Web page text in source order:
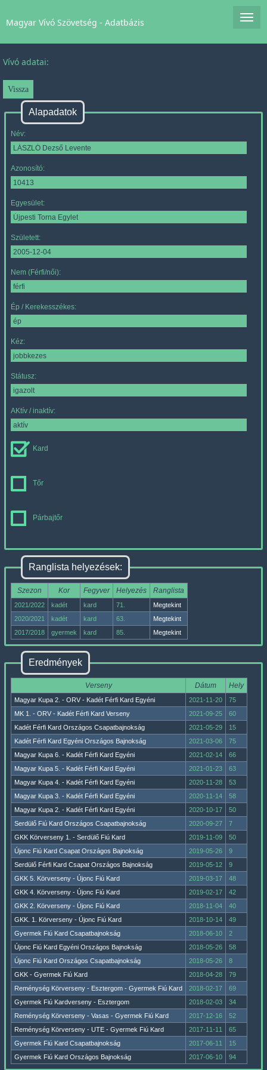
Magyar Vívó Szövetség - Adatbázis
Vívó adatai:
Alapadatok
Név:
Azonosító:
Egyesület:
Született:
Nem (Férfi/női):
Ép / Kerekesszékes:
Kéz:
Státusz:
AKtív / inaktív:
Kard
Tőr
Párbajtőr
Ranglista helyezések:
Szezon Kor Fegyver Helyezés Ranglista
2021/2022 kadét kard 71.
Megtekint
2020/2021
kadét kard 63.
Megtekint
2017/2018
gyermek kard 85. Megtekint
Eredmények
Verseny Dátum Hely
Magyar Kupa 2. - ORV - Kadét Férfi Kard Egyéni 2021-11-20
75
MK 1. - ORV - Kadét Férfi Kard Verseny
2021-09-25
60
Kadét Férfi Kard Országos Csapatbajnokság
2021-05-29
15
Kadét Férfi Kard Egyéni Országos Bajnokság
2021-03-06
75
Magyar Kupa 6. - Kadét Férfi Kard Egyéni
2021-02-14
66
Magyar Kupa 5. - Kadét Férfi Kard Egyéni
2021-01-23
63
Magyar Kupa 4. - Kadét Férfi Kard Egyéni
2020-11-28
53
Magyar Kupa 3. - Kadét Férfi Kard Egyéni
2020-11-14
58
Magyar Kupa 2. - Kadét Férfi Kard Egyéni
2020-10-17
50
Serdülő Fiú Kard Országos Csapatbajnokság
2020-09-27
7
GKK Körverseny 1. - Serdülő Fiú Kard
2019-11-09
50
Újonc Fiú Kard Csapat Országos Bajnokság
2019-05-26
9
Serdülő Férfi Kard Csapat Országos Bajnokság
2019-05-12
9
GKK 5. Körverseny - Újonc Fiú Kard
2019-03-17
48
GKK 4. Körverseny - Újonc Fiú Kard
2019-02-17
42
GKK 2. Körverseny - Újonc Fiú Kard
2018-11-04
40
GKK. 1. Körverseny - Újonc Fiú Kard
2018-10-14
49
Gyermek Fiú Kard Csapatbajnokság
2018-06-10
2
Újonc Fiú Kard Egyéni Országos Bajnokság
2018-05-26
58
Újonc Fiú Kard Országos Csapatbajnokság
2018-05-26
8
GKK - Gyermek Fiú Kard
2018-04-28
79
Reménység Körverseny - Esztergom - Gyermek Fiú Kard
2018-02-17
69
Gyermek Fiú Kardverseny - Esztergom
2018-02-03
34
Reménység Körverseny - Vasas - Gyermek Fiú Kard
2017-12-16
52
Reménység Körverseny - UTE - Gyermek Fiú Kard
2017-11-11
65
Gyermek Fiú Kard Csapatbajnokság
2017-06-11
15
Gyermek Fiú Kard Országos Bajnokság
2017-06-10 94